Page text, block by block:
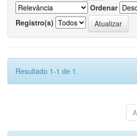
Ordenar
Registro(s)
Resultado 1-1 de 1.